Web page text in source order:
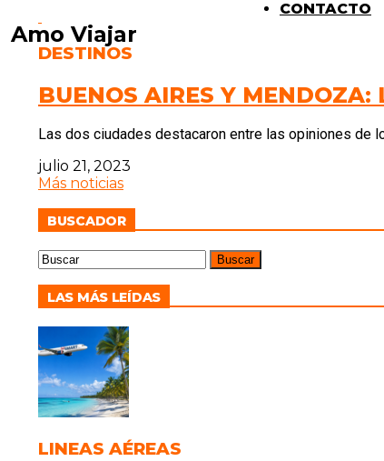
Amo Viajar
CONTACTO
DESTINOS
BUENOS AIRES Y
Las dos ciudades destacaron entre las opiniones de
julio 21, 2023
Más noticias
BUSCADOR
LAS MÁS LEÍDAS
LINEAS AÉREAS